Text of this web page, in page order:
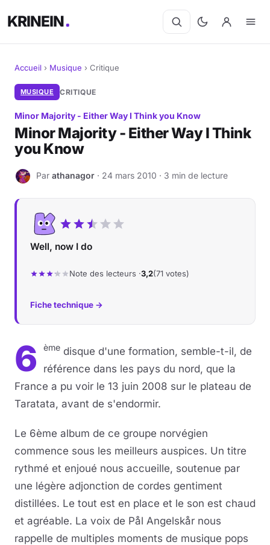
KRINEIN
Cinéma
Séries
Manga
BD
Livres
Jeux vidéo
Sortir
Sciences & Tech
Forum
Accueil › Musique › Critique
MUSIQUE CRITIQUE
Minor Majority - Either Way I Think you Know
Minor Majority - Either Way I Think
you Know
A Par athanagor · 24 mars 2010 · 3 min de lecture
Well, now I do
Note des lecteurs ·3,2(71 votes)
Fiche technique →
6 ème disque d'une formation, semble-t-il, de
référence dans les pays du nord, que la
France a pu voir le 13 juin 2008 sur le plateau de
Taratata, avant de s'endormir.
Le 6ème album de ce groupe norvégien
commence sous les meilleurs auspices. Un titre
rythmé et enjoué nous accueille, soutenue par
une légère adjonction de cordes gentiment
distillées. Le tout est en place et le son est chaud
et agréable. La voix de Pål Angelskår nous
rappelle de multiples moments de musique pops